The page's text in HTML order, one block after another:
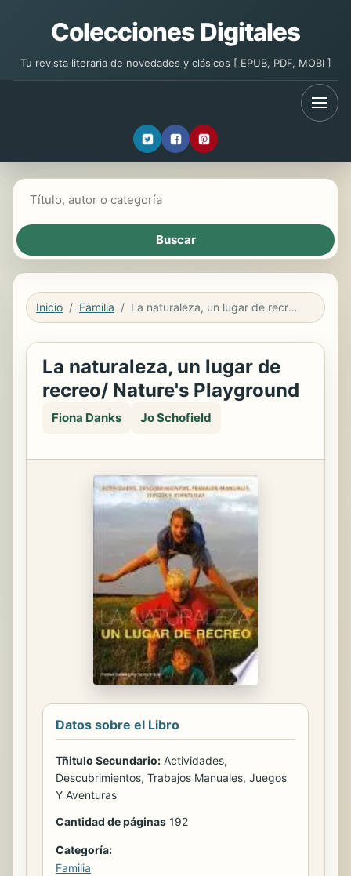
Colecciones Digitales
Tu revista literaria de novedades y clásicos [ EPUB, PDF, MOBI ]
Inicio Familia La naturaleza, un lugar de recreo/ Nature's Playground
La naturaleza, un lugar de
recreo/ Nature's Playground
Fiona Danks Jo Schofield
Datos sobre el Libro
Tñitulo Secundario: Actividades,
Descubrimientos, Trabajos Manuales, Juegos
Y Aventuras
Cantidad de páginas 192
Categoría:
Familia